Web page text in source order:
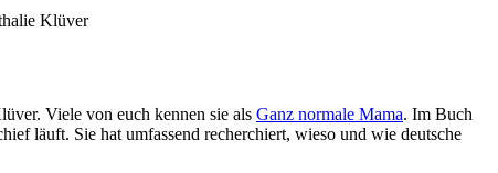
Viele von euch kennen sie als Ganz normale Mama. Im Buch
läuft. Sie hat umfassend recherchiert, wieso und wie deutsche